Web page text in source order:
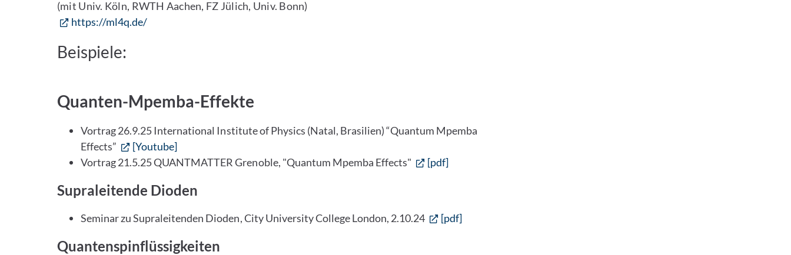
(mit Univ. Köln, RWTH Aachen, FZ Jülich, Univ. Bonn)
https://ml4q.de/
Beispiele:
Quanten-Mpemba-Effekte
Vortrag 26.9.25 International Institute of Physics (Natal, Brasilien) “Quantum Mpemba
Effects”
[Youtube]
Vortrag 21.5.25 QUANTMATTER Grenoble, "Quantum Mpemba Effects"
[pdf]
Supraleitende Dioden
Seminar zu Supraleitenden Dioden, City University College London, 2.10.24 [pdf]
Quantenspinflüssigkeiten